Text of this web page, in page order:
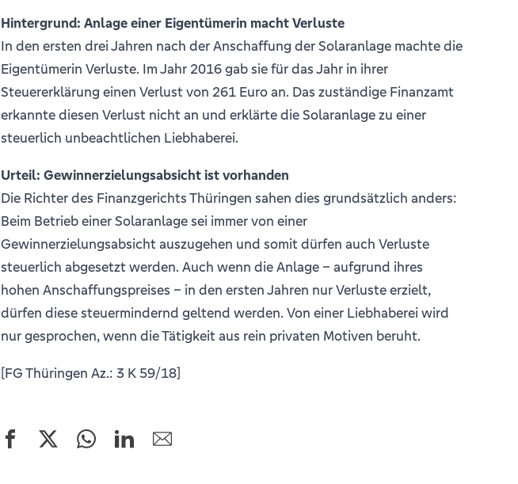
Hintergrund: Anlage einer Eigentümerin macht Verluste
In den ersten drei Jahren nach der Anschaffung der Solaranlage machte die
Eigentümerin Verluste. Im Jahr 2016 gab sie für das Jahr in ihrer
Steuererklärung einen Verlust von 261 Euro an. Das zuständige Finanzamt
erkannte diesen Verlust nicht an und erklärte die Solaranlage zu einer
steuerlich unbeachtlichen Liebhaberei.
Urteil: Gewinnerzielungsabsicht ist vorhanden
Die Richter des Finanzgerichts Thüringen sahen dies grundsätzlich anders:
Beim Betrieb einer Solaranlage sei immer von einer
Gewinnerzielungsabsicht auszugehen und somit dürfen auch Verluste
steuerlich abgesetzt werden. Auch wenn die Anlage – aufgrund ihres
hohen Anschaffungspreises – in den ersten Jahren nur Verluste erzielt,
dürfen diese steuermindernd geltend werden. Von einer Liebhaberei wird
nur gesprochen, wenn die Tätigkeit aus rein privaten Motiven beruht.
[FG Thüringen Az.: 3 K 59/18]